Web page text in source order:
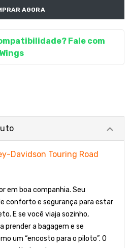
AGORA
Fale com
Davidson Touring Road
em boa companhia. Seu
conforto e segurança para estar
E se você viaja sozinho,
prender a bagagem e se
um “encosto para o piloto”. O